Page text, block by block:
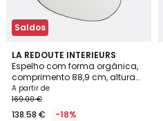
Saldos
LA REDOUTE INTERIEURS
Espelho com forma orgânica,
comprimento 88,9 cm, altura
74,6 cm, ORNICA
A partir de
169.00 €
138.58 € -18%
4,5
/ 5
2
Cores